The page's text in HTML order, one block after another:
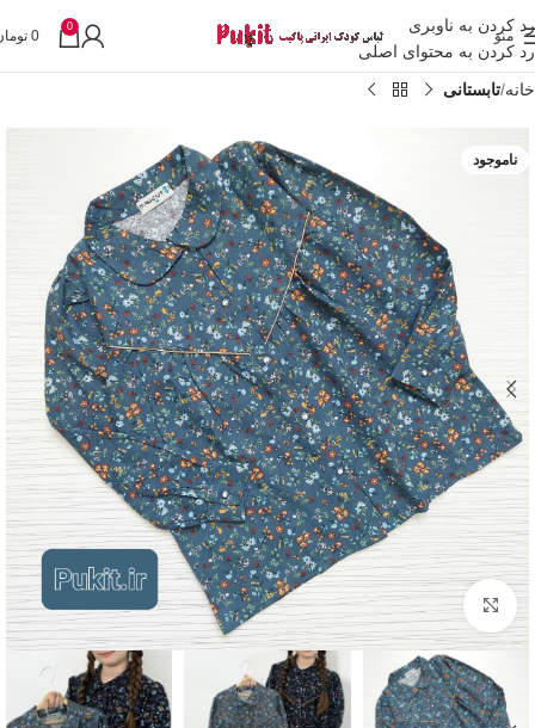
رد کردن به ناوبری
رد کردن به محتوای اصلی
منو
0
0
خانه تابستانی
ناموجود
بزرگنمایی تصویر